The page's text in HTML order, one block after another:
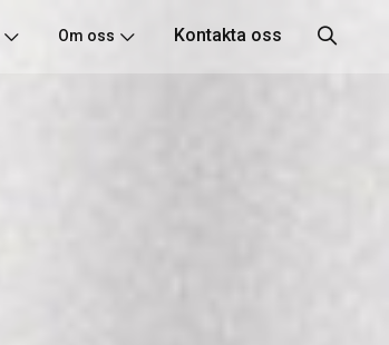
Om oss Kontakta oss